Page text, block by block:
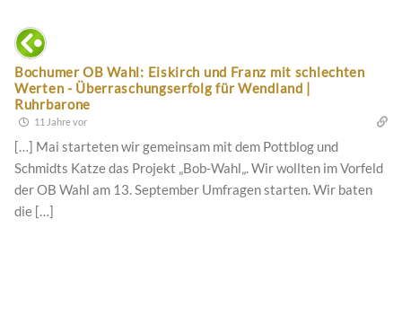
Bochumer OB Wahl: Eiskirch und Franz mit schlechten
Werten - Überraschungserfolg für Wendland |
Ruhrbarone
11 Jahre vor
[…] Mai starteten wir gemeinsam mit dem Pottblog und
Schmidts Katze das Projekt „Bob-Wahl„. Wir wollten im Vorfeld
der OB Wahl am 13. September Umfragen starten. Wir baten
die […]